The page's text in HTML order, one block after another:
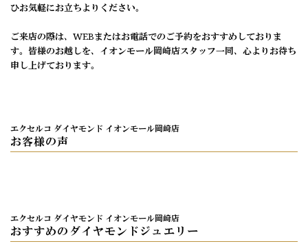
ひお気軽にお立ちよりください。
ご来店の際は、WEBまたはお電話でのご予約をおすすめしておりま
す。皆様のお越しを、イオンモール岡崎店スタッフ一同、心よりお待ち
申し上げております。
エクセルコ ダイヤモンド イオンモール岡崎店
お客様の声
エクセルコ ダイヤモンド イオンモール岡崎店
おすすめのダイヤモンドジュエリー